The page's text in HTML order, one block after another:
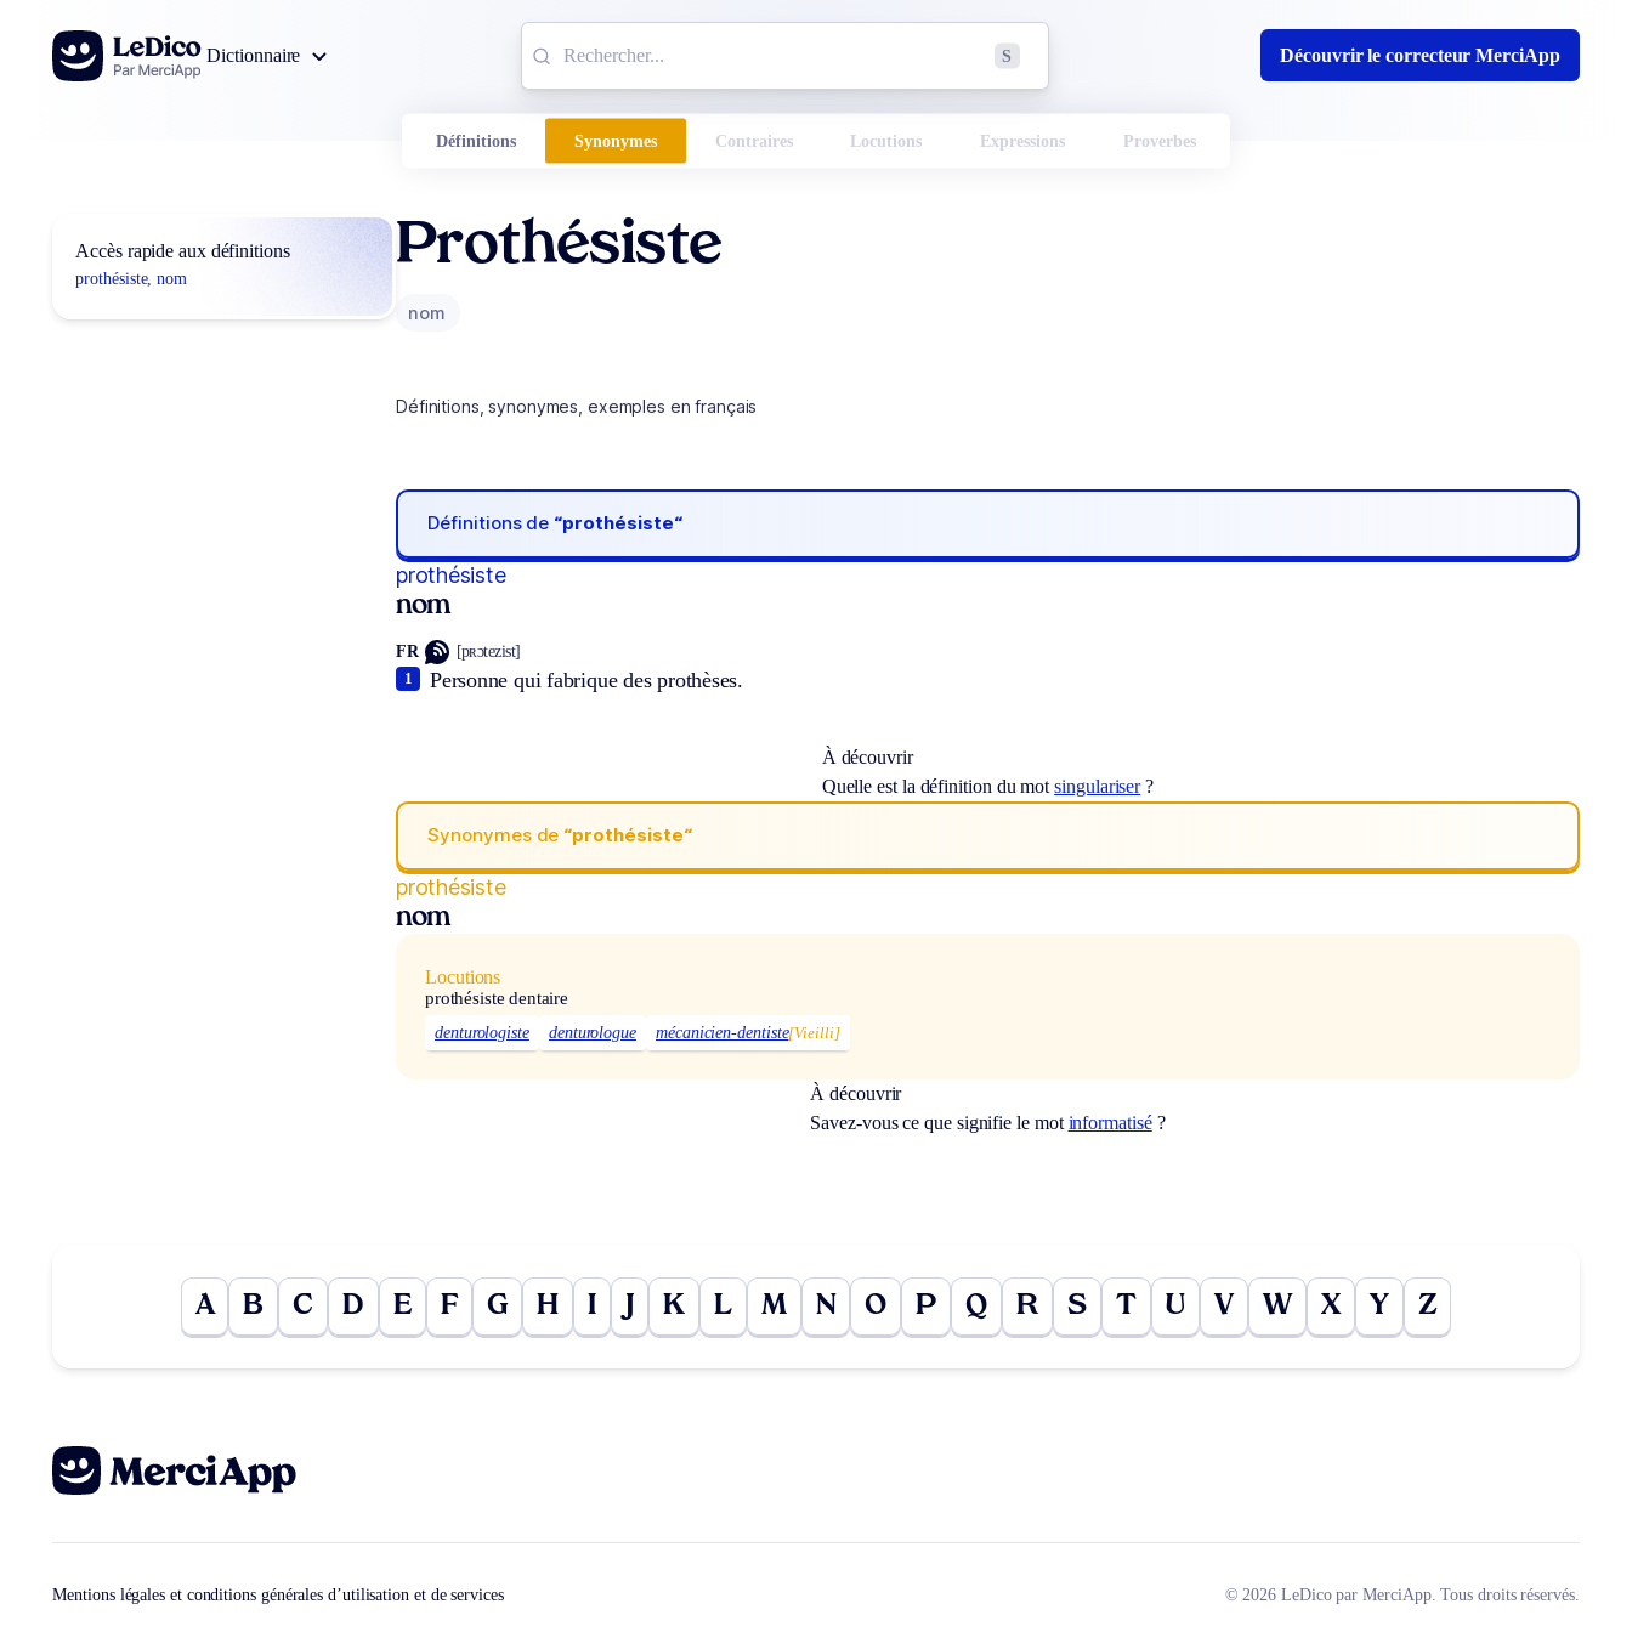
Aller au contenu
Dictionnaire
S Découvrir le correcteur MerciApp
Définitions Synonymes Contraires Locutions Expressions Proverbes
Accès rapide aux définitions
prothésiste, nom
Prothésiste
nom
Définitions, synonymes, exemples en français
Définitions de “prothésiste“
prothésiste
nom
FR [pʀɔtezist]
Personne qui fabrique des prothèses.
1
À découvrir
Quelle est la définition du motsingulariser?
Synonymes de “prothésiste“
prothésiste
nom
Locutions
prothésiste dentaire
denturologiste denturologue mécanicien-dentiste[Vieilli]
À découvrir
Savez-vous ce que signifie le mot informatisé?
A B C D E F G H I K L M N O P Q R S T U V W X Y Z
Mentions légales et conditions générales d’utilisation et de services © 2026 LeDico par MerciApp. Tous droits réservés.